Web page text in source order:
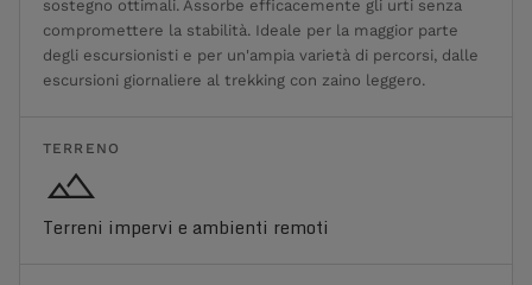
sostegno ottimali. Assorbe efficacemente gli urti senza
compromettere la stabilità. Ideale per la maggior parte
degli escursionisti e per un'ampia varietà di percorsi, dalle
escursioni giornaliere al trekking con zaino leggero.
TERRENO
Terreni impervi e ambienti remoti